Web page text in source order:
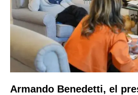
Armando Benedetti, el